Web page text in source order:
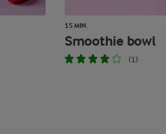
15 MIN.
Smoothie bowl
(1)